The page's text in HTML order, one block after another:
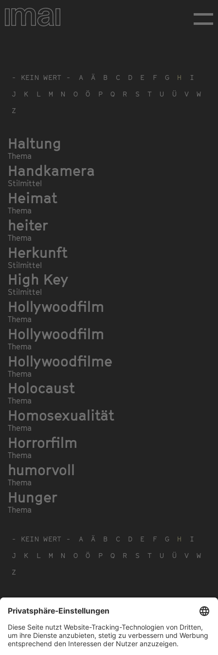
Direkt
zum
Inhalt
- KEIN WERT - A Ä B C D E F G H
I
J
K L M N O Ö P Q R S T U Ü V
W
Z
Haltung
Thema
Handkamera
Stilmittel
Heimat
Thema
heiter
Thema
Herkunft
Stilmittel
High Key
Stilmittel
Hollywoodfilm
Thema
Hollywoodfilm
Thema
Hollywoodfilme
Thema
Holocaust
Thema
Homosexualität
Thema
Horrorfilm
Thema
humorvoll
Thema
Hunger
Thema
- KEIN WERT - A Ä B C D E F G H
I
J
K L M N O Ö P Q R S T U Ü V
W
Z
Footer
menu
IMPRESSUM PRIVACY